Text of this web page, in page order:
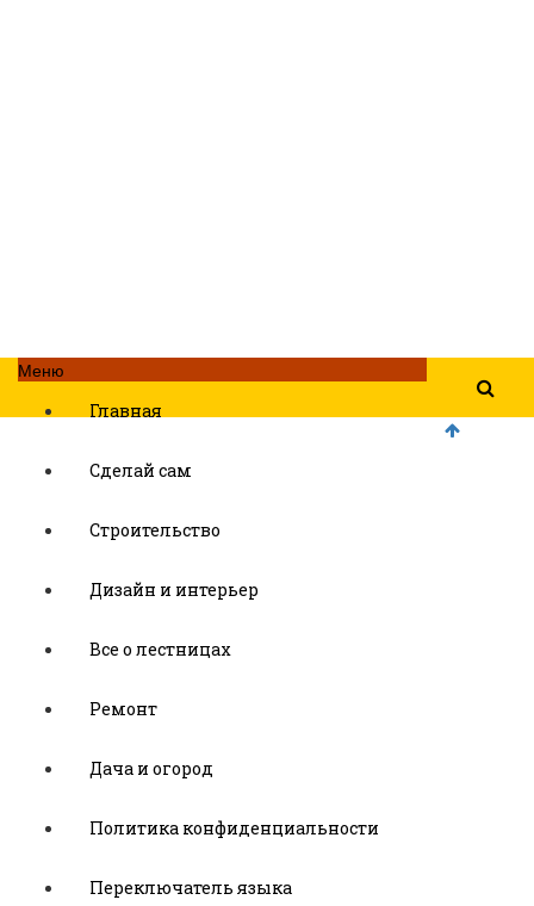
Меню
Главная
Сделай сам
Строительство
Дизайн и интерьер
Все о лестницах
Ремонт
Дача и огород
Политика конфиденциальности
Переключатель языка